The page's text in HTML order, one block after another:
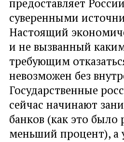
суверенными
Настоящий
и не вызванный
требующим
невозможен без
Государственные
сейчас начинают
банков (как это было
меньший процент), а